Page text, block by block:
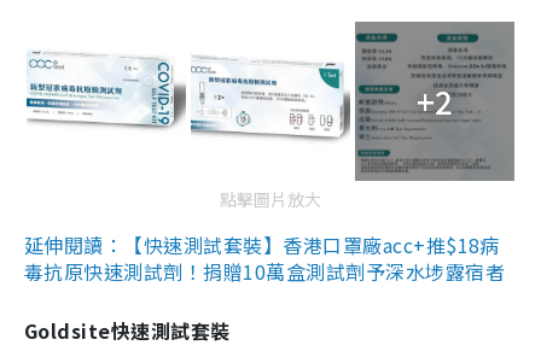
+2
點擊圖片放大
延伸閱讀：【快速測試套裝】香港口罩廠acc+推$18病
毒抗原快速測試劑！捐贈10萬盒測試劑予深水埗露宿者
Goldsite快速測試套裝